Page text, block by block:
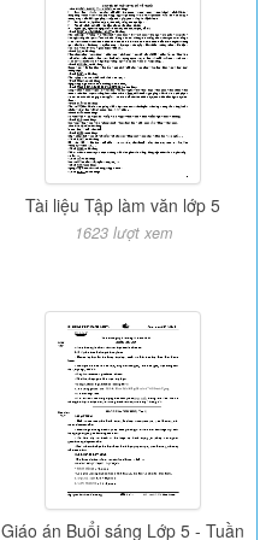
Tài liệu Tập làm văn lớp 5
1623 lượt xem
Giáo án Buổi sáng Lớp 5 - Tuần